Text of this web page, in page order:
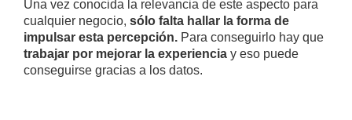
Una vez conocida la relevancia de este aspecto para
cualquier negocio, sólo falta hallar la forma de
impulsar esta percepción. Para conseguirlo hay que
trabajar por mejorar la experiencia y eso puede
conseguirse gracias a los datos.